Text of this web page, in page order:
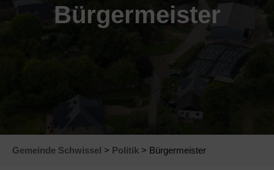
Bürgermeister
Gemeinde Schwissel > Politik > Bürgermeister